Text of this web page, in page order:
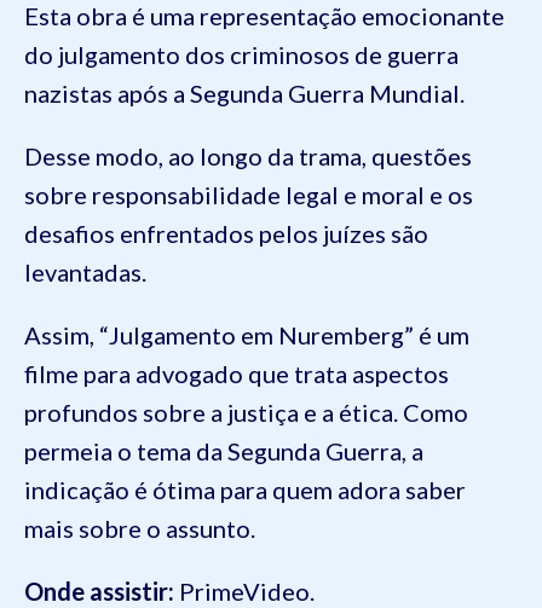
Esta obra é uma representação emocionante
do julgamento dos criminosos de guerra
nazistas após a Segunda Guerra Mundial.
Desse modo, ao longo da trama, questões
sobre responsabilidade legal e moral e os
desafios enfrentados pelos juízes são
levantadas.
Assim, “Julgamento em Nuremberg” é um
filme para advogado que trata aspectos
profundos sobre a justiça e a ética. Como
permeia o tema da Segunda Guerra, a
indicação é ótima para quem adora saber
mais sobre o assunto.
Onde assistir: PrimeVideo.